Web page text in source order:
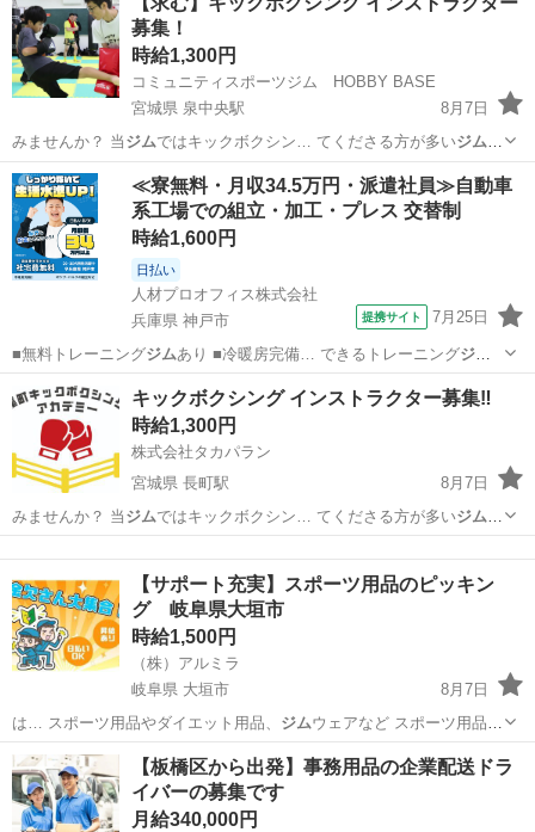
キックボクシング募集！
時給1,300円
コミュニティスポーツジム HOBBY BASE
宮城県 泉中央駅
8月7日
みませんか？ 当 ジムではキックボクシン… てくださる方が多いジムで
す。 少し…
宮城 仙台市 泉中央駅 インストラクター
キックボクシング
≪寮無料・月収34.5万円・派遣社員≫自動車
系工場での組立・加工・プレス 交替制
時給1,600円
日払い
人材プロオフィス株式会社
兵庫県 神戸市
提携サイト 7月25日
■無料トレーニングジムあり ■冷暖房完備… できるトレーニングジム
など、設備も充実。…
兵庫 神戸市 その他
キックボクシング インストラクター募集‼️
時給1,300円
株式会社タカパラン
宮城県 長町駅
8月7日
みませんか？ 当 ジムではキックボクシン… てくださる方が多いジム
す。 少し…
【サポート充実】スポーツ用品のピッキン
グ 岐阜県大垣市
時給1,500円
（株）アルミラ
岐阜県 大垣市
8月7日
は… スポーツ用品やダイエット用品、 ジムウェアなど スポーツ用品店
で取り扱う…
岐阜 大垣市 倉庫 スタッフ
【板橋区から出発】事務用品の企業配送ドラ
イバーの募集です
月給340,000円